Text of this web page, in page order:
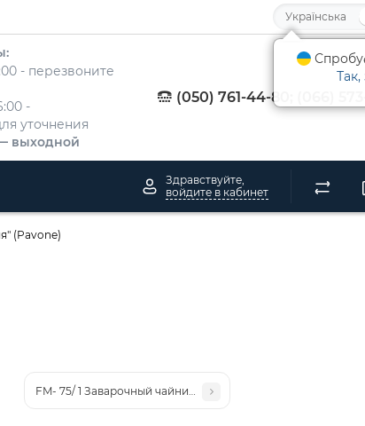
Українська
- перезвоните
-
уточнения
выходной
(050) 761-44-80; (066)
Здравствуйте,
войдите в кабинет
(Pavone)
FM- 75/ 1 Заварочный чайник "Лошадь" (Pavone)
Так,